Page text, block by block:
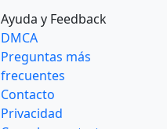
Ayuda y Feedback
DMCA
Preguntas más
frecuentes
Contacto
Privacidad